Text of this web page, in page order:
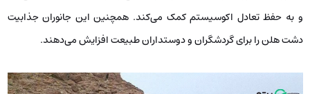
و به حفظ تعادل اکوسیستم کمک می‌کند. همچنین این جانوران جذابیت
دشت هلن را برای گردشگران و دوستداران طبیعت افزایش می‌دهند.